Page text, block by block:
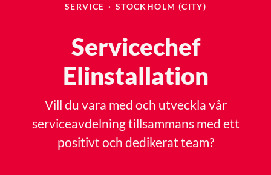
SERVICE · STOCKHOLM (CITY)
Servicechef
Elinstallation
Vill du vara med och utveckla vår
serviceavdelning tillsammans med ett
positivt och dedikerat team?